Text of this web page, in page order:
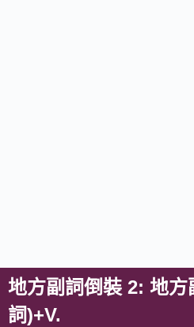
地方副詞倒裝 2: 地方
詞)+V.